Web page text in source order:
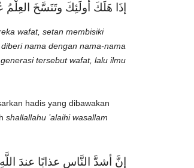
إذَا هَلَكَ أُولَئِكَ وتَنَسَّخَ
wafat, setan membisiki
nama dengan nama-nama
tersebut wafat, lalu ilmu
hadis yang dibawakan
shallallahu ’alaihi wasallam
إنَّ أشدَّ النَّاسِ عذابًا عندَ